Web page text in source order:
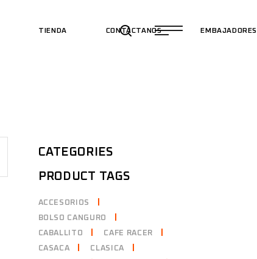
TIENDA CONTÁCTANOS EMBAJADORES
CATEGORIES
PRODUCT TAGS
ACCESORIOS
BOLSO CANGURO
CABALLITO
CAFE RACER
CASACA
CLASICA